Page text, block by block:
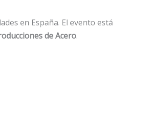
en España. El evento está
de Acero.